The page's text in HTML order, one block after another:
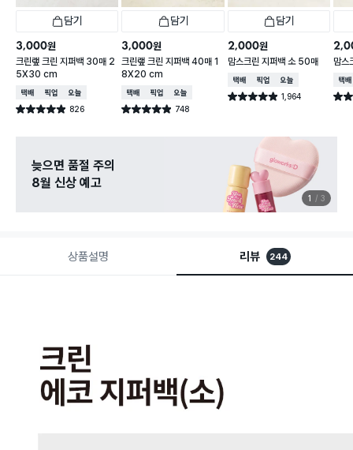
담기
3,000원
크린랲 크린 지퍼백 30매 2
5X30 cm
택배배송매장픽업오늘배송
별점 4.9점 826
건 작성
담기
3,000원
크린랲 크린 지퍼백 40매 1
8X20 cm
택배배송매장픽업오늘배송
별점 4.9점 748
건 작성
담기
2,000원
맘스크린 지퍼백 소 50매
택배배송매장픽업오늘배송
별점 4.9점 1,964
건 작성
맘스
택배
별점
늦으면 품절 주의
8월 신상 예고
1 3
상품설명 리뷰 244